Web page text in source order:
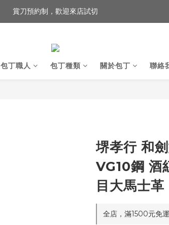
歡迎來到 包丁職人
賞刀預約制，歡迎來店試切
包丁職人 包丁種類 關於包丁 聯絡
堺孝行 和
VG10鋼 酒
目大馬士革
全店，滿1500元免